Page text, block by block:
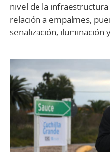
nivel de la
relación a empalmes,
señalización, iluminación